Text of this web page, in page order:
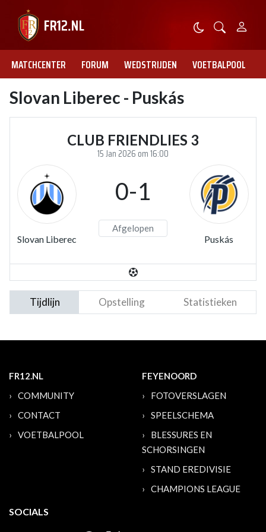
MATCHCENTER FORUM WEDSTRIJDEN VOETBALPOOL
Slovan Liberec - Puskás
CLUB FRIENDLIES 3
15 Jan 2026 om 16:00
Slovan Liberec
0-1
Afgelopen
Puskás
Tijdlijn Opstelling Statistieken
FR12.NL
COMMUNITY
CONTACT
VOETBALPOOL
FEYENOORD
FOTOVERSLAGEN
SPEELSCHEMA
BLESSURES EN
SCHORSINGEN
STAND EREDIVISIE
CHAMPIONS LEAGUE
SOCIALS